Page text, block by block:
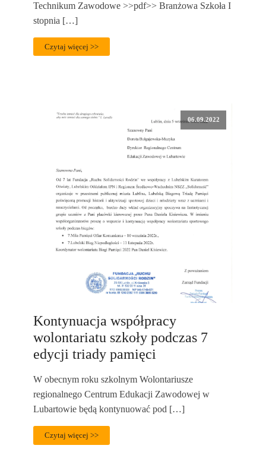
Technikum Zawodowe >>pdf>> Branżowa Szkoła I
stopnia […]
Czytaj więcej >>
06.09.2022
Kontynuacja współpracy
wolontariatu szkoły podczas 7
edycji triady pamięci
W obecnym roku szkolnym Wolontariusze
regionalnego Centrum Edukacji Zawodowej w
Lubartowie będą kontynuować pod […]
Czytaj więcej >>